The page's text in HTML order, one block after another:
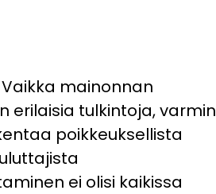
mainonnan
erilaisia tulkintoja, varmin
poikkeuksellista
ei olisi kaikissa